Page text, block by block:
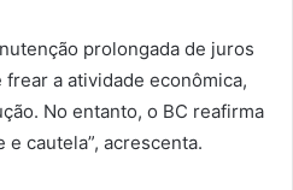
prolongada de juros
a atividade econômica,
No entanto, o BC reafirma
cautela”, acrescenta.